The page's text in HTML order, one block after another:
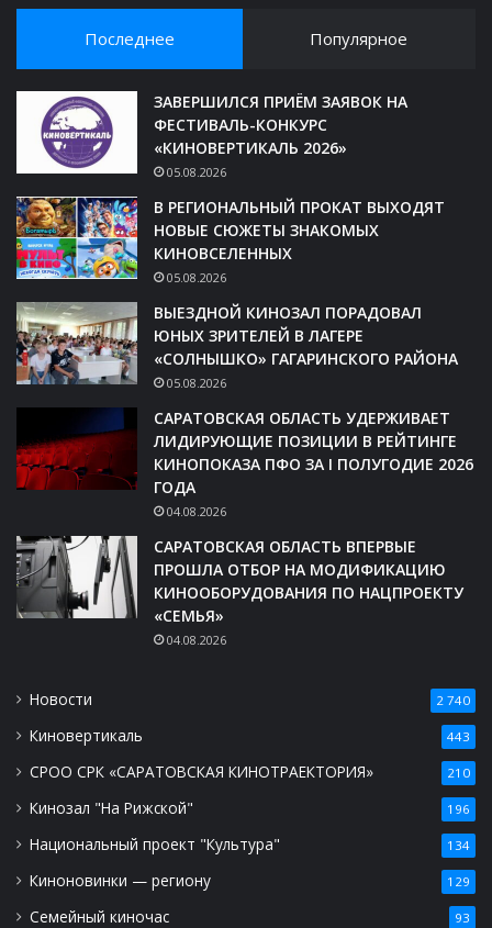
Последнее Популярное
ЗАВЕРШИЛСЯ ПРИЁМ ЗАЯВОК НА
ФЕСТИВАЛЬ-КОНКУРС
«КИНОВЕРТИКАЛЬ 2026»
05.08.2026
В РЕГИОНАЛЬНЫЙ ПРОКАТ ВЫХОДЯТ
НОВЫЕ СЮЖЕТЫ ЗНАКОМЫХ
КИНОВСЕЛЕННЫХ
05.08.2026
ВЫЕЗДНОЙ КИНОЗАЛ ПОРАДОВАЛ
ЮНЫХ ЗРИТЕЛЕЙ В ЛАГЕРЕ
«СОЛНЫШКО» ГАГАРИНСКОГО РАЙОНА
05.08.2026
САРАТОВСКАЯ ОБЛАСТЬ УДЕРЖИВАЕТ
ЛИДИРУЮЩИЕ ПОЗИЦИИ В РЕЙТИНГЕ
КИНОПОКАЗА ПФО ЗА I ПОЛУГОДИЕ 2026
ГОДА
04.08.2026
САРАТОВСКАЯ ОБЛАСТЬ ВПЕРВЫЕ
ПРОШЛА ОТБОР НА МОДИФИКАЦИЮ
КИНООБОРУДОВАНИЯ ПО НАЦПРОЕКТУ
«СЕМЬЯ»
04.08.2026
Новости 2 740
Киновертикаль 443
СРОО СРК «САРАТОВСКАЯ КИНОТРАЕКТОРИЯ» 210
Кинозал "На Рижской" 196
Национальный проект "Культура" 134
Киноновинки — региону 129
Семейный киночас 93